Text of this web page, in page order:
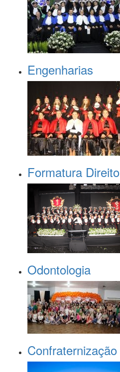
Engenharias
Formatura Direito
Odontologia
Confraternização